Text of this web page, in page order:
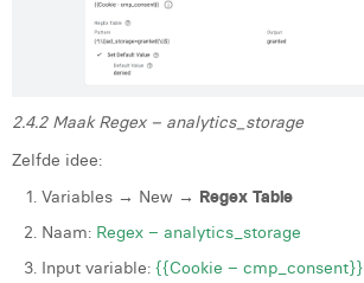
2.4.2 Maak Regex – analytics_storage
Zelfde idee:
Variables → New → Regex Table
Naam: Regex – analytics_storage
Input variable: {{Cookie – cmp_consent}}